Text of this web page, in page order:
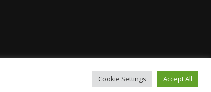
Cookie Settings Accept All